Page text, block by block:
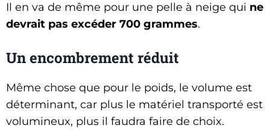
Il en va de même pour une pelle à neige qui ne
devrait pas excéder 700 grammes.
Un encombrement réduit
Même chose que pour le poids, le volume est
déterminant, car plus le matériel transporté est
volumineux, plus il faudra faire de choix.